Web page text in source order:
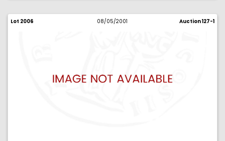
Lot 2006 08/05/2001 Auction 127-1